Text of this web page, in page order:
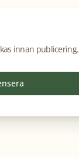
innan publicering.